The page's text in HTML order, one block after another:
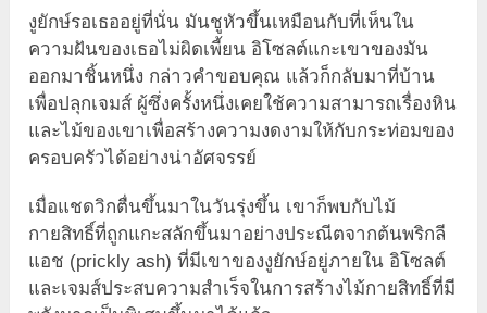
งูยักษ์รอเธออยู่ที่นั่น มันชูหัวขึ้นเหมือนกับที่เห็นใน
ความฝันของเธอไม่ผิดเพี้ยน อิโซลต์แกะเขาของมัน
ออกมาชิ้นหนึ่ง กล่าวคำขอบคุณ แล้วก็กลับมาที่บ้าน
เพื่อปลุกเจมส์ ผู้ซึ่งครั้งหนึ่งเคยใช้ความสามารถเรื่องหิน
และไม้ของเขาเพื่อสร้างความงดงามให้กับกระท่อมของ
ครอบครัวได้อย่างน่าอัศจรรย์
เมื่อแชดวิกตื่นขึ้นมาในวันรุ่งขึ้น เขาก็พบกับไม้
กายสิทธิ์ที่ถูกแกะสลักขึ้นมาอย่างประณีตจากต้นพริกลี
แอช (prickly ash) ที่มีเขาของงูยักษ์อยู่ภายใน อิโซลต์
และเจมส์ประสบความสำเร็จในการสร้างไม้กายสิทธิ์ที่มี